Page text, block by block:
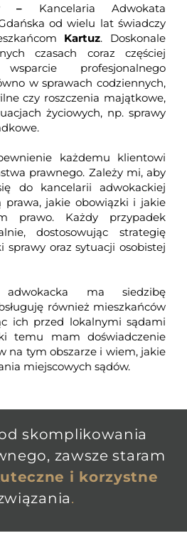
– Kancelaria Adwokata
od wielu lat świadczy
Kartuz. Doskonale
czasach coraz częściej
profesjonalnego
w sprawach codziennych,
czy roszczenia majątkowe,
życiowych, np. sprawy
każdemu klientowi
prawnego. Zależy mi, aby
do kancelarii adwokackiej
prawa, jakie obowiązki i jakie
prawo. Każdy przypadek
dostosowując strategię
sprawy oraz sytuacji osobistej
ma siedzibę
również mieszkańców
ich przed lokalnymi sądami
temu mam doświadczenie
na tym obszarze i wiem, jakie
miejscowych sądów.
skomplikowania
zawsze staram
i korzystne
.